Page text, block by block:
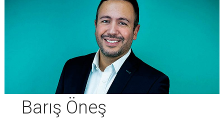
Barış Öneş